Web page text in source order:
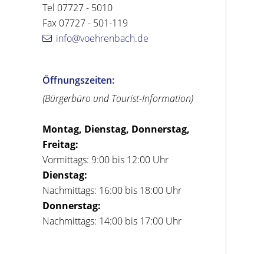
Tel 07727 - 5010
Fax 07727 - 501-119
info@voehrenbach.de
Öffnungszeiten:
(Bürgerbüro und Tourist-Information)
Montag, Dienstag, Donnerstag,
Freitag:
Vormittags: 9:00 bis 12:00 Uhr
Dienstag:
Nachmittags: 16:00 bis 18:00 Uhr
Donnerstag:
Nachmittags: 14:00 bis 17:00 Uhr